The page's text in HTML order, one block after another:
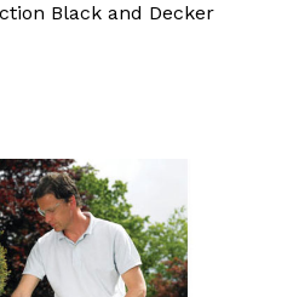
Black and Decker